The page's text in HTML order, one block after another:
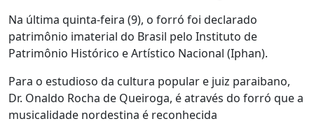
Na última quinta-feira (9), o forró foi declarado
patrimônio imaterial do Brasil pelo Instituto de
Patrimônio Histórico e Artístico Nacional (Iphan).
Para o estudioso da cultura popular e juiz paraibano,
Dr. Onaldo Rocha de Queiroga, é através do forró que a
musicalidade nordestina é reconhecida